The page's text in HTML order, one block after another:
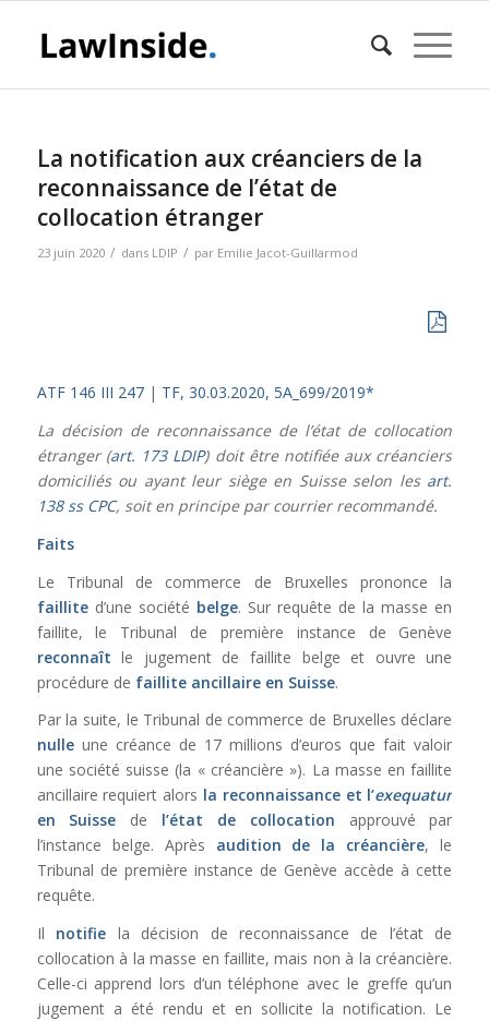
La notification aux créanciers de la
reconnaissance de l’état de
collocation étranger
23 juin 2020 / dans LDIP / par Emilie Jacot-Guillarmod
ATF 146 III 247| TF, 30.03.2020, 5A_699/2019*
La décision de reconnaissance de l’état de collocation
étranger (art. 173 LDIP) doit être notifiée aux créanciers
domiciliés ou ayant leur siège en Suisse selon les art.
138 ss CPC, soit en principe par courrier recommandé.
Faits
Le Tribunal de commerce de Bruxelles prononce la
faillited’une société belge. Sur requête de la masse en
faillite, le Tribunal de première instance de Genève
reconnaît le jugement de faillite belge et ouvre une
procédure de faillite ancillaire en Suisse.
Par la suite, le Tribunal de commerce de Bruxelles déclare
nulleune créance de 17 millions d’euros que fait valoir
une société suisse (la « créancière »). La masse en faillite
ancillaire requiert alors la reconnaissance et l’exequatur
en Suisse de l’état de collocation approuvé par
l’instance belge. Après audition de la créancière, le
Tribunal de première instance de Genève accède à cette
requête.
Il notifie la décision de reconnaissance de l’état de
collocation à la masse en faillite, mais non à la créancière.
Celle-ci apprend lors d’un téléphone avec le greffe qu’un
jugement a été rendu et en sollicite la notification. Le